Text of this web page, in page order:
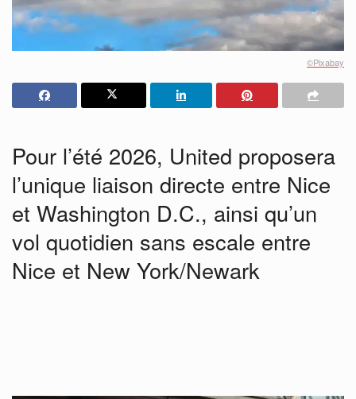
©Pixabay
Pour l’été 2026, United proposera
l’unique liaison directe entre Nice
et Washington D.C., ainsi qu’un
vol quotidien sans escale entre
Nice et New York/Newark